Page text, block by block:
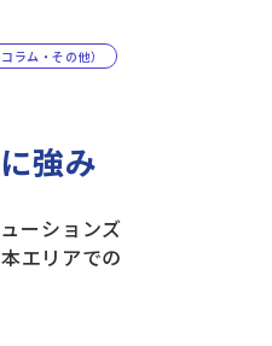
ラム・その他）
強み
ーションズ
エリアでの